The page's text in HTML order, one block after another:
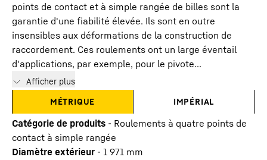
points de contact et à simple rangée de billes sont la
garantie d'une fiabilité élevée. Ils sont en outre
insensibles aux déformations de la construction de
raccordement. Ces roulements ont un large éventail
d'applications, par exemple, pour le pivote...
Afficher plus
MÉTRIQUE
IMPÉRIAL
Catégorie de produits - Roulements à quatre points de
contact à simple rangée
Diamètre extérieur - 1 971 mm